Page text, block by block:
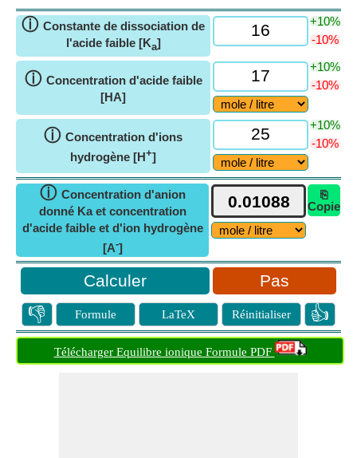
ⓘ Constante de dissociation de
l'acide faible [Ka]
+10%
-10%
ⓘ Concentration d'acide faible
[HA]
+10%
-10%
ⓘ Concentration d'ions
hydrogène [H+]
+10%
-10%
ⓘ Concentration d'anion
donné Ka et concentration
d'acide faible et d'ion hydrogène
[A-]
⎘
Copie
Pas
👎 Formule LaTeX Réinitialiser 👍
Télécharger Equilibre ionique Formule PDF